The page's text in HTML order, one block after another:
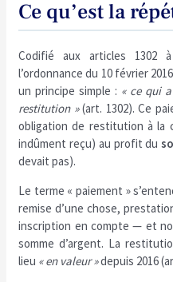
Ce qu’est la
Codifié aux articles 1302
l’ordonnance du 10 février
un principe simple : « ce qui
restitution »(art. 1302). Ce
obligation de restitution à la
indûment reçu) au profit du
devait pas).
Le terme « paiement »
remise d’une chose,
inscription en compte — et
somme d’argent. La
lieu « en valeur »depuis 2016